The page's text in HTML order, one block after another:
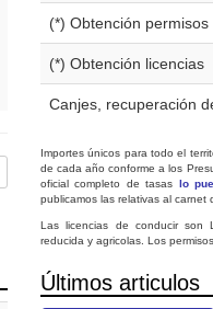
(*) Obtención permisos
(*) Obtención licencias
Canjes, recuperación
Importes únicos para todo el
de cada año conforme a los
oficial completo de tasas lo
publicamos las relativas al carnet
Las licencias de conducir son
reducida y agricolas. Los
Últimos articulos